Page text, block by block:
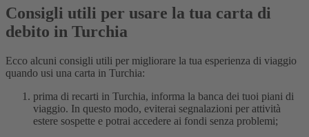
Consigli utili per usare la tua carta di
debito in Turchia
Ecco alcuni consigli utili per migliorare la tua esperienza di viaggio
quando usi una carta in Turchia:
prima di recarti in Turchia, informa la banca dei tuoi piani di
viaggio. In questo modo, eviterai segnalazioni per attività
estere sospette e potrai accedere ai fondi senza problemi;